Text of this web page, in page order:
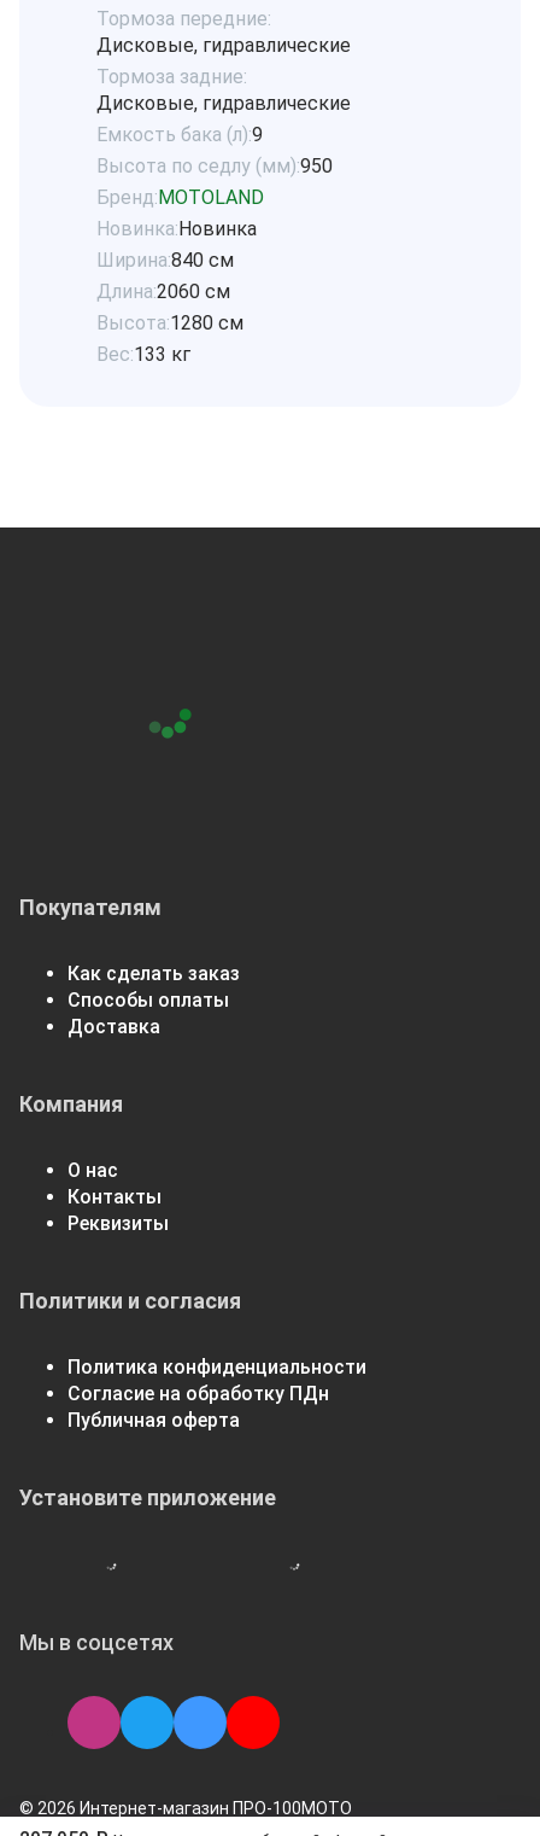
Тормоза передние:
Дисковые, гидравлические
Тормоза задние:
Дисковые, гидравлические
Емкость бака (л):9
Высота по седлу (мм):950
Бренд:MOTOLAND
Новинка:Новинка
Ширина:840 см
Длина:2060 см
Высота:1280 см
Вес:133 кг
Покупателям
Как сделать заказ
Способы оплаты
Доставка
Компания
О нас
Контакты
Реквизиты
Политики и согласия
Политика конфиденциальности
Согласие на обработку ПДн
Публичная оферта
Мы в соцсетях
Установите приложение
© 2026 Интернет-магазин ПРО-100МОТО